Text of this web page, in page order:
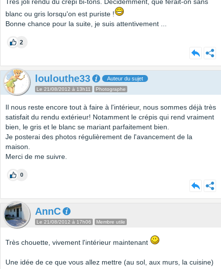
Très joli rendu du crépi bi-tons. Décidémment, que ferait-on sans
blanc ou gris lorsqu'on est puriste !
Bonne chance pour la suite, je suis attentivement ...
2
loulouthe33 Auteur du sujet
Le 21/08/2012 à 13h11 Photographe
Il nous reste encore tout à faire à l'intérieur, nous sommes déjà très
satisfait du rendu extérieur! Notamment le crépis qui rend vraiment
bien, le gris et le blanc se mariant parfaitement bien.
Je posterai des photos régulièrement de l'avancement de la
maison.
Merci de me suivre.
0
AnnC
Le 21/08/2012 à 17h06 Membre utile
Très chouette, vivement l'intérieur maintenant
Une idée de ce que vous allez mettre (au sol, aux murs, la cuisine)